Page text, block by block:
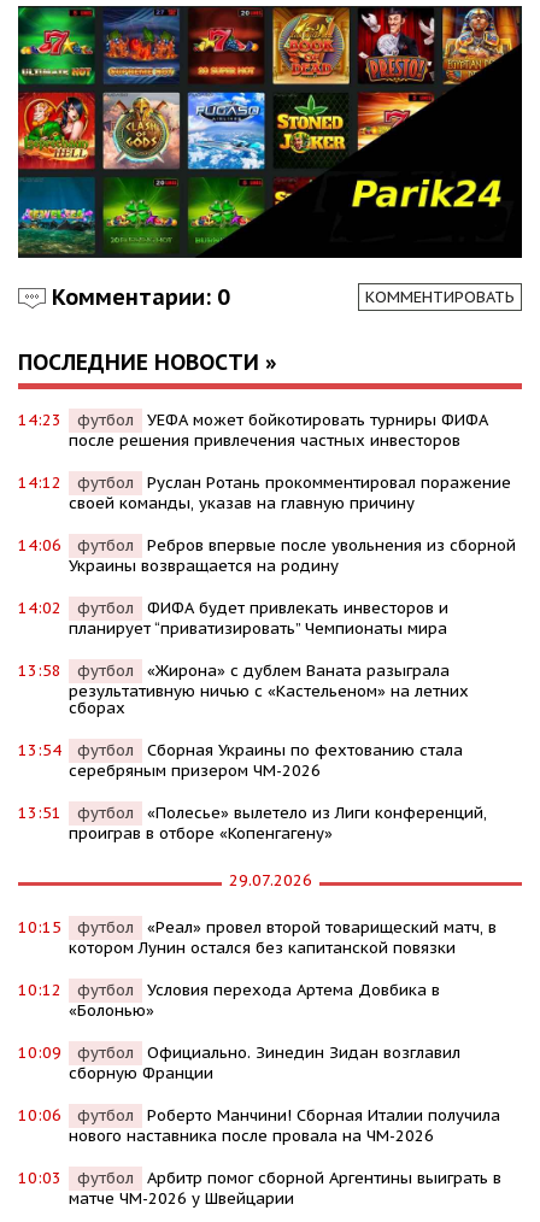
Комментарии: 0 КОММЕНТИРОВАТЬ
ПОСЛЕДНИЕ НОВОСТИ »
14:23 футбол
УЕФА может бойкотировать турниры ФИФА
после решения привлечения частных инвесторов
14:12 футбол
Руслан Ротань прокомментировал поражение
своей команды, указав на главную причину
14:06 футбол
Ребров впервые после увольнения из сборной
Украины возвращается на родину
14:02 футбол
ФИФА будет привлекать инвесторов и
планирует “приватизировать” Чемпионаты мира
13:58 футбол
«Жирона» с дублем Ваната разыграла
результативную ничью с «Кастельеном» на летних
сборах
13:54 футбол
Сборная Украины по фехтованию стала
серебряным призером ЧМ-2026
13:51 футбол
«Полесье» вылетело из Лиги конференций,
проиграв в отборе «Копенгагену»
29.07.2026
10:15 футбол
«Реал» провел второй товарищеский матч, в
котором Лунин остался без капитанской повязки
10:12 футбол
Условия перехода Артема Довбика в
«Болонью»
10:09 футбол
Официально. Зинедин Зидан возглавил
сборную Франции
10:06 футбол
Роберто Манчини! Сборная Италии получила
нового наставника после провала на ЧМ-2026
10:03 футбол
Арбитр помог сборной Аргентины выиграть в
матче ЧМ-2026 у Швейцарии